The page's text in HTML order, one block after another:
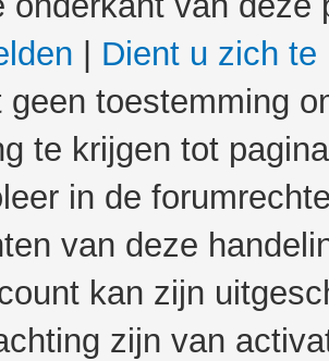
Dient u zich te
geen toestemming
te krijgen tot
in de
van deze
kan zijn
zijn van